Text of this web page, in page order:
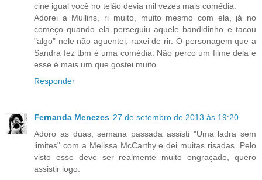
cine igual você no telão devia mil vezes mais comédia.
Adorei a Mullins, ri muito, muito mesmo com ela, já no
começo quando ela perseguiu aquele bandidinho e tacou
"algo" nele não aguentei, raxei de rir. O personagem que a
Sandra fez tbm é uma comédia. Não perco um filme dela e
esse é mais um que gostei muito.
Responder
Fernanda Menezes 27 de setembro de 2013 às 19:20
Adoro as duas, semana passada assisti "Uma ladra sem
limites" com a Melissa McCarthy e dei muitas risadas. Pelo
visto esse deve ser realmente muito engraçado, quero
assistir logo.